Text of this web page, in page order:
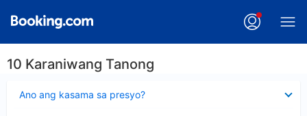
10 Karaniwang Tanong
Ano ang kasama sa presyo?
ang